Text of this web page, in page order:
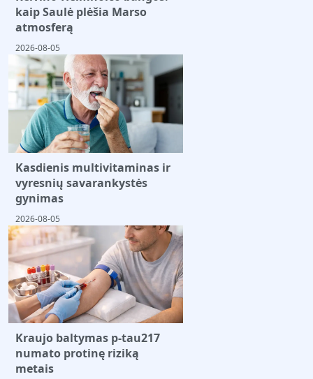
kaip Saulė plėšia Marso
atmosferą
2026-08-05
Kasdienis multivitaminas ir
vyresnių savarankystės
gynimas
2026-08-05
Kraujo baltymas p-tau217
numato protinę riziką
metais